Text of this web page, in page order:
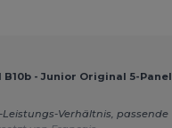
B10b - Junior Original 5-Panel
Leistungs-Verhältnis, passende